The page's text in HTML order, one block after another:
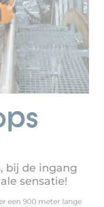
bij de ingang
sensatie!
een 900 meter lange